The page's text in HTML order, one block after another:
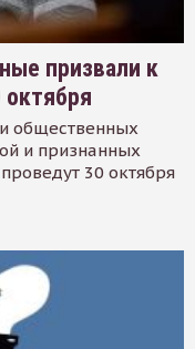
призвали к
общественных
и признанных
30 октября